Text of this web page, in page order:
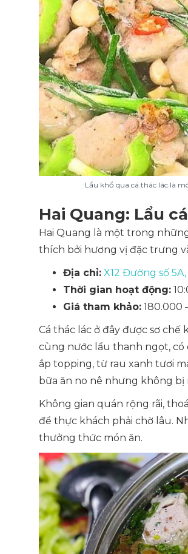
Lẩu khổ qua cá thác lác là
Hai Quang: Lẩu
Hai Quang là một trong
thích bởi hương vị đặc trưng
Địa chỉ: X12 Đường số
Thời gian hoạt động:
Giá tham khảo: 180.000
Cá thác lác ở đây được sơ
cùng nước lẩu thanh ngọt, có
ắp topping, từ rau xanh tươi
bữa ăn no nê nhưng không bị
Không gian quán rộng rãi,
để thực khách phải chờ lâu.
thưởng thức món ăn.